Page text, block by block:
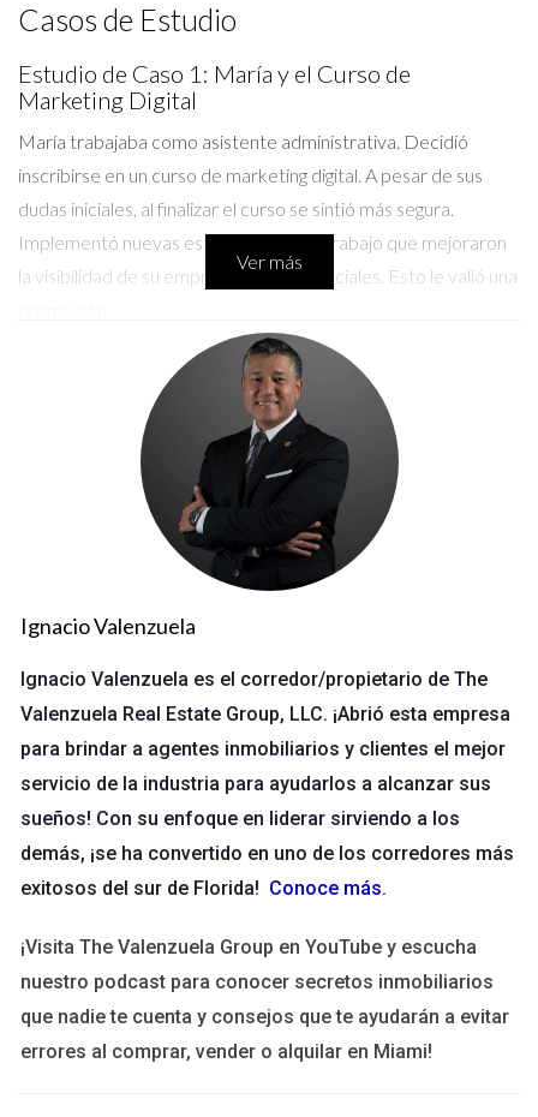
Casos de Estudio
Estudio de Caso 1: María y el Curso de
Marketing Digital
María trabajaba como asistente administrativa. Decidió
inscribirse en un curso de marketing digital. A pesar de sus
dudas iniciales, al finalizar el curso se sintió más segura.
Implementó nuevas estrategias en su trabajo que mejoraron
la visibilidad de su empresa en redes sociales. Esto le valió una
Estudio de Caso 2: Juan y el Taller de Habilidades
Juan era ingeniero, pero le costaba comunicarse
efectivamente. Asistió a un taller sobre habilidades blandas.
Aprendió a expresar sus ideas con claridad y a escuchar
activamente. Su jefe notó el cambio, lo que llevó a Juan a
liderar proyectos importantes en su empresa.
Estudio de Caso 3: Ana y el Programa de
Certificación en Finanzas
Ana siempre había tenido interés en las finanzas, pero su
carrera estaba estancada. Se inscribió en un programa de
certificación. Aprendió sobre inversiones y análisis financiero.
Ahora trabaja como consultora financiera, ayudando a otros a
manejar sus finanzas personales.
¿Quieres descubrir cómo la educación continua
información.
No esperes más para dar el siguiente paso en tu
carrera. La educación continua puede abrirte
Ver más
Ignacio Valenzuela
Ignacio Valenzuela es el corredor/propietario de The
Valenzuela Real Estate Group, LLC. ¡Abrió esta empresa
para brindar a agentes inmobiliarios y clientes el mejor
servicio de la industria para ayudarlos a alcanzar sus
sueños! Con su enfoque en liderar sirviendo a los
demás, ¡se ha convertido en uno de los corredores más
exitosos del sur de Florida! Conoce más.
¡Visita The Valenzuela Group en YouTube y escucha
nuestro podcast para conocer secretos inmobiliarios
que nadie te cuenta y consejos que te ayudarán a evitar
errores al comprar, vender o alquilar en Miami!